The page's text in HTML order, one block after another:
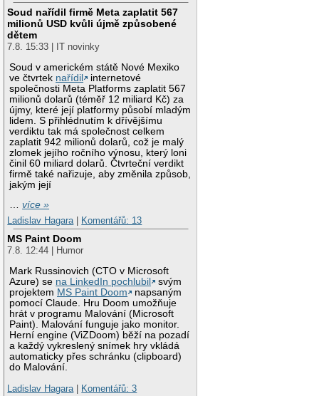
Soud nařídil firmě Meta zaplatit 567
milionů USD kvůli újmě způsobené
dětem
7.8. 15:33 | IT novinky
Soud v americkém státě Nové Mexiko
ve čtvrtek nařídil
internetové
společnosti Meta Platforms zaplatit 567
milionů dolarů (téměř 12 miliard Kč) za
újmy, které její platformy působí mladým
lidem. S přihlédnutím k dřívějšímu
verdiktu tak má společnost celkem
zaplatit 942 milionů dolarů, což je malý
zlomek jejího ročního výnosu, který loni
činil 60 miliard dolarů. Čtvrteční verdikt
firmě také nařizuje, aby změnila způsob,
jakým její
…více »
Ladislav Hagara
Komentářů: 13
MS Paint Doom
7.8. 12:44 | Humor
Mark Russinovich (CTO v Microsoft
Azure) se na LinkedIn pochlubil
svým
projektem MS Paint Doom
napsaným
pomocí Claude. Hru Doom umožňuje
hrát v programu Malování (Microsoft
Paint). Malování funguje jako monitor.
Herní engine (ViZDoom) běží na pozadí
a každý vykreslený snímek hry vkládá
automaticky přes schránku (clipboard)
do Malování.
Ladislav Hagara | Komentářů: 3